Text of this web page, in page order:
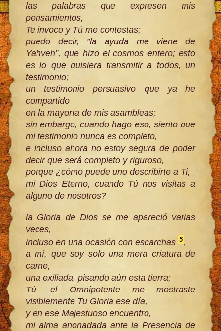
las palabras que expresen mis
pensamientos,
Te invoco y Tú me contestas;
puedo decir, ”la ayuda me viene de
Yahveh”, que hizo el cosmos entero; esto
es lo que quisiera transmitir a todos, un
testimonio;
un testimonio persuasivo que ya he
compartido
en la mayoría de mis asambleas;
sin embargo, cuando hago eso, siento que
mi testimonio nunca es completo,
e incluso ahora no estoy segura de poder
decir que será completo y riguroso,
porque ¿cómo puede uno describirte a Ti,
mi Dios Eterno, cuando Tú nos visitas a
alguno de nosotros?
la Gloria de Dios se me apareció varias
veces,
incluso en una ocasión con escarchas5,
a mí, que soy solo una mera criatura de
carne,
una exiliada, pisando aún esta tierra;
Tú, el Omnipotente me mostraste
visiblemente Tu Gloria ese día,
y en ese Majestuoso encuentro,
mi alma anonadada ante la Presencia de